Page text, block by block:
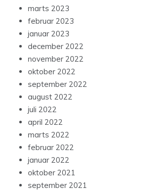
marts 2023
februar 2023
januar 2023
december 2022
november 2022
oktober 2022
september 2022
august 2022
juli 2022
april 2022
marts 2022
februar 2022
januar 2022
oktober 2021
september 2021